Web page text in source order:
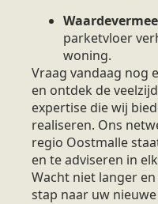
parketvloer
woning.
Vraag vandaag nog
en ontdek de
expertise die wij
realiseren. Ons
regio Oostmalle
en te adviseren in
Wacht niet langer
stap naar uw